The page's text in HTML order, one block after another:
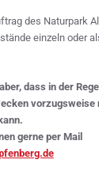
des Naturpark
einzeln oder
dass in der
vorzugsweise
gerne per Mail